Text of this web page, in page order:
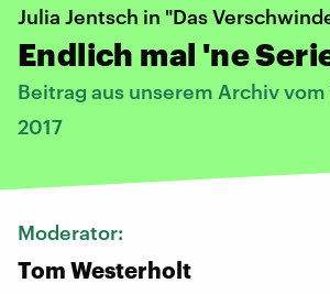
Julia Jentsch in "Das
Endlich mal 'ne
Beitrag aus unserem Archiv vom
2017
Moderator:
Tom Westerholt